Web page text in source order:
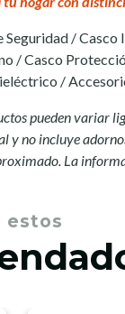
Seguridad /
/ Casco
/
pueden variar
y no incluye
La
estos